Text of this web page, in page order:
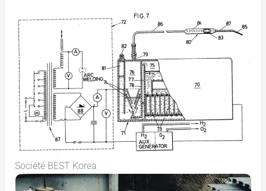
Société BEST Korea